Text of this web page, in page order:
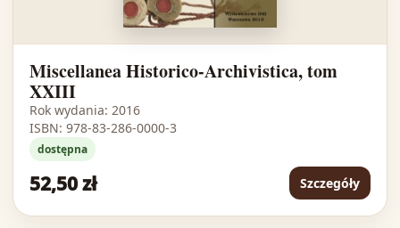
Miscellanea Historico-Archivistica, tom
XXIII
Rok wydania: 2016
ISBN: 978-83-286-0000-3
dostępna
52,50 zł Szczegóły